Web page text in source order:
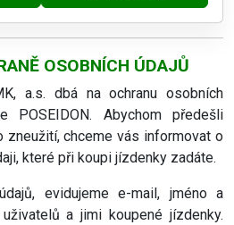
OSOBNÍCH ÚDAJŮ
a.s. dbá na ochranu osobních
POSEIDON. Abychom předešli
zneužití, chceme vás informovat o
které při koupi jízdenky zadáte.
evidujeme e-mail, jméno a
a jimi koupené jízdenky.